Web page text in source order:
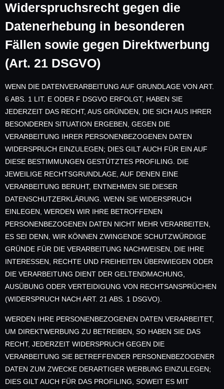
Widerspruchsrecht gegen die
Datenerhebung in besonderen
Fällen sowie gegen Direktwerbung
(Art. 21 DSGVO)
WENN DIE DATENVERARBEITUNG AUF GRUNDLAGE VON ART.
6 ABS. 1 LIT. E ODER F DSGVO ERFOLGT, HABEN SIE
JEDERZEIT DAS RECHT, AUS GRÜNDEN, DIE SICH AUS IHRER
BESONDEREN SITUATION ERGEBEN, GEGEN DIE
VERARBEITUNG IHRER PERSONENBEZOGENEN DATEN
WIDERSPRUCH EINZULEGEN; DIES GILT AUCH FÜR EIN AUF
DIESE BESTIMMUNGEN GESTÜTZTES PROFILING. DIE
JEWEILIGE RECHTSGRUNDLAGE, AUF DENEN EINE
VERARBEITUNG BERUHT, ENTNEHMEN SIE DIESER
DATENSCHUTZERKLÄRUNG. WENN SIE WIDERSPRUCH
EINLEGEN, WERDEN WIR IHRE BETROFFENEN
PERSONENBEZOGENEN DATEN NICHT MEHR VERARBEITEN,
ES SEI DENN, WIR KÖNNEN ZWINGENDE SCHUTZWÜRDIGE
GRÜNDE FÜR DIE VERARBEITUNG NACHWEISEN, DIE IHRE
INTERESSEN, RECHTE UND FREIHEITEN ÜBERWIEGEN ODER
DIE VERARBEITUNG DIENT DER GELTENDMACHUNG,
AUSÜBUNG ODER VERTEIDIGUNG VON RECHTSANSPRÜCHEN
(WIDERSPRUCH NACH ART. 21 ABS. 1 DSGVO).
WERDEN IHRE PERSONENBEZOGENEN DATEN VERARBEITET,
UM DIREKTWERBUNG ZU BETREIBEN, SO HABEN SIE DAS
RECHT, JEDERZEIT WIDERSPRUCH GEGEN DIE
VERARBEITUNG SIE BETREFFENDER PERSONENBEZOGENER
DATEN ZUM ZWECKE DERARTIGER WERBUNG EINZULEGEN;
DIES GILT AUCH FÜR DAS PROFILING, SOWEIT ES MIT